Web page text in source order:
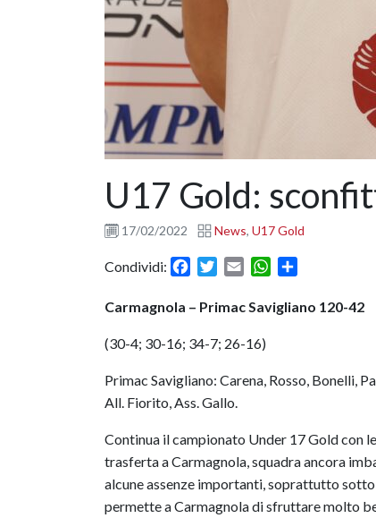
U17 Gold:
17/02/2022 News, U17 Gold
Condividi: FacebookTwitter
Email WhatsApp
Carmagnola – Primac Savigliano 120-42
(30-4; 30-16; 34-7; 26-16)
Primac Savigliano: Carena, Rosso, Bonelli,
All. Fiorito, Ass. Gallo.
Continua il campionato Under 17 Gold con
trasferta a Carmagnola, squadra ancora
alcune assenze importanti, soprattutto
permette a Carmagnola di sfruttare molto